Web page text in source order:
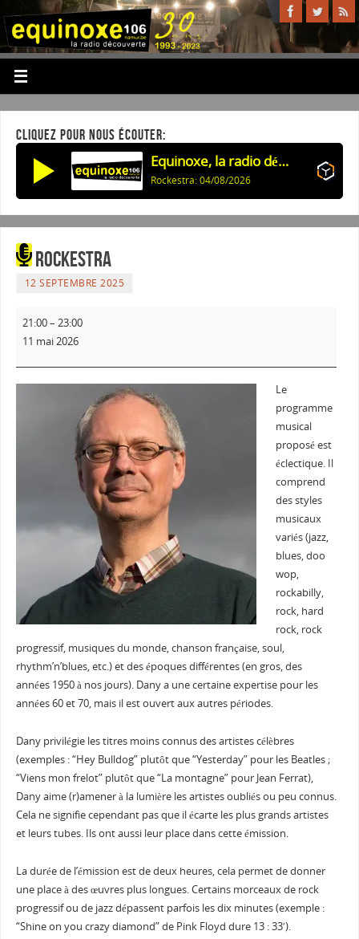
CLIQUEZ POUR NOUS ÉCOUTER:
Equinoxe, la radio découverte
Rockestra: 04/08/2026
Rockestra
12 SEPTEMBRE 2025
21:00– 23:00
11 mai 2026
Le
programme
musical
proposé est
éclectique. Il
comprend
des styles
musicaux
variés (jazz,
blues, doo
wop,
rockabilly,
rock, hard
rock, rock
progressif, musiques du monde, chanson française, soul,
rhythm’n’blues, etc.) et des époques différentes (en gros, des
années 1950 à nos jours). Dany a une certaine expertise pour les
années 60 et 70, mais il est ouvert aux autres périodes.
Dany privilégie les titres moins connus des artistes célèbres
(exemples : “Hey Bulldog” plutôt que “Yesterday” pour les Beatles ;
“Viens mon frelot” plutôt que “La montagne” pour Jean Ferrat),
Dany aime (r)amener à la lumière les artistes oubliés ou peu connus.
Cela ne signifie cependant pas que il écarte les plus grands artistes
et leurs tubes. Ils ont aussi leur place dans cette émission.
La durée de l’émission est de deux heures, cela permet de donner
une place à des œuvres plus longues. Certains morceaux de rock
progressif ou de jazz dépassent parfois les dix minutes (exemple :
“Shine on you crazy diamond” de Pink Floyd dure 13 : 33′).